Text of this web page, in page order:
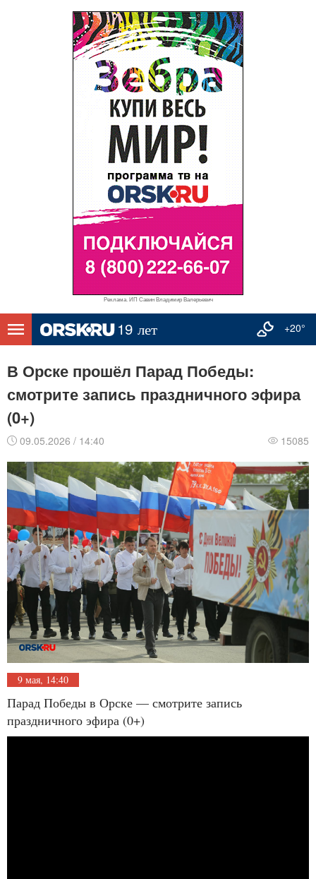
Реклама. ИП Савин Владимир Валерьевич
+20°
В Орске прошёл Парад Победы:
смотрите запись праздничного эфира
(0+)
09.05.2026 / 14:40 15085
9 мая, 14:40
Парад Победы в Орске — смотрите запись
праздничного эфира (0+)